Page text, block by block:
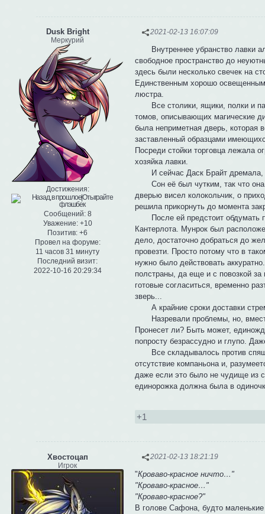
2021-02-13 16:07:09
Dusk Bright
Меркурий
Достижения:
Сообщений:8
Уважение: +10
Позитив: +6
Провел на форуме:
11 часов 31 минуту
Последний визит:
2022-10-16 20:29:34
Внутреннее убранство лавки
свободное пространство до
здесь были несколько свечек на
Единственным хорошо
люстра.
Все столики, ящики, полки и
томов, описывающих магические
была неприметная дверь, которая
заставленный образцами
Посреди стойки торговца лежала
хозяйка лавки.
И сейчас Даск Брайт дремала,
Сон её был чутким, так что она
дверью висел колокольчик, о
решила прикорнуть до момента
После ей предстоит обдумать
Кантерлота. Мунрок был
дело, достаточно добраться до
провезти. Просто потому что в
нужно было действовать
полстраны, да еще и с повозкой
готовые согласиться, временно
зверь...
А крайние сроки доставки
Назревали проблемы, но,
Пронесет ли? Быть может,
попросту безрассудно и глупо.
Все складывалось против
отсутствие компаньона и,
даже если это было не чудище из
единорожка должна была в
+1
2021-02-13 18:21:19
Хвостоцап
Игрок
"Кроваво-красное ничто…"
"Кроваво-красное…"
"Кроваво-красное?"
В голове Сафона, будто